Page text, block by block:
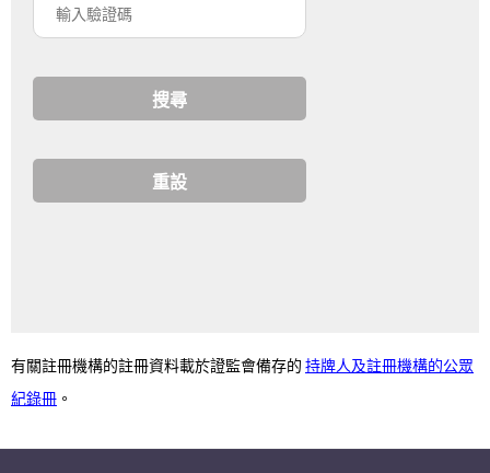
碼
有關註冊機構的註冊資料載於證監會備存的 持牌人及註冊機構的公眾
紀錄冊 。